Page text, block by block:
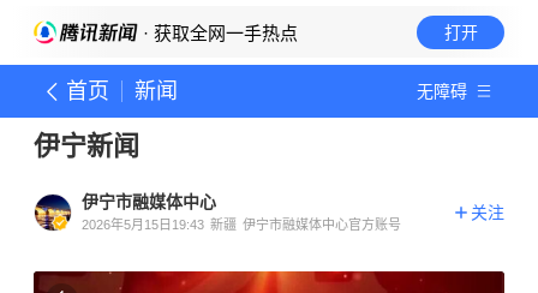
· 获取全网一手热点 打开
首页 新闻 无障碍
伊宁新闻
伊宁市融媒体中心
2026年5月15日19:43 新疆 伊宁市融媒体中心官方账号
关注